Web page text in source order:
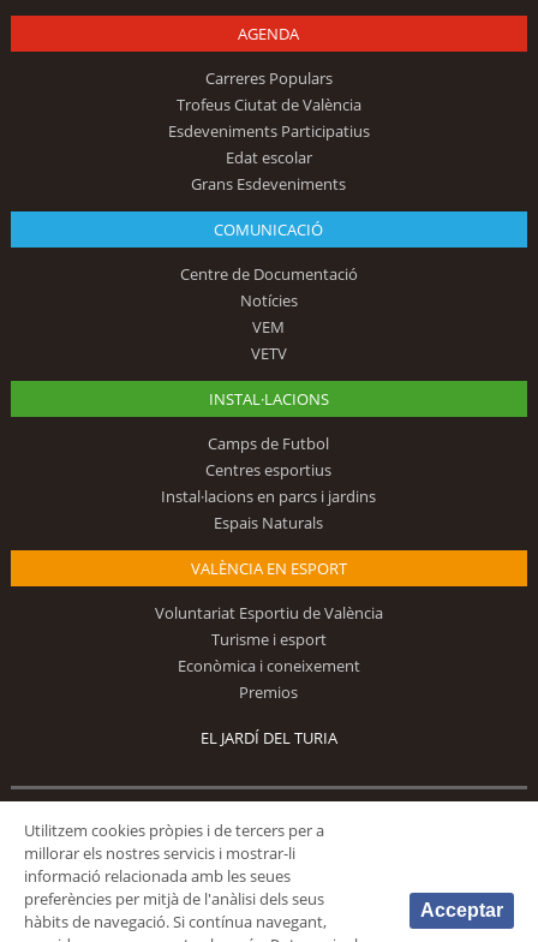
AGENDA
Carreres Populars
Trofeus Ciutat de València
Esdeveniments Participatius
Edat escolar
Grans Esdeveniments
COMUNICACIÓ
Centre de Documentació
Notícies
VEM
VETV
INSTAL·LACIONS
Camps de Futbol
Centres esportius
Instal·lacions en parcs i jardins
Espais Naturals
VALÈNCIA EN ESPORT
Voluntariat Esportiu de València
Turisme i esport
Econòmica i coneixement
Premios
EL JARDÍ DEL TURIA
Utilitzem cookies pròpies i de tercers per a
millorar els nostres servicis i mostrar-li
informació relacionada amb les seues
preferències per mitjà de l'anàlisi dels seus
hàbits de navegació. Si contínua navegant,
Acceptar